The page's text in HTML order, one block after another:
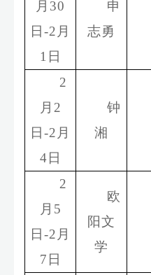
月 30
日 -2 月
1 日
申
志勇
2
月 2
日 -2 月
4 日
钟
湘
2
月 5
日 -2 月
7 日
欧
阳文
学